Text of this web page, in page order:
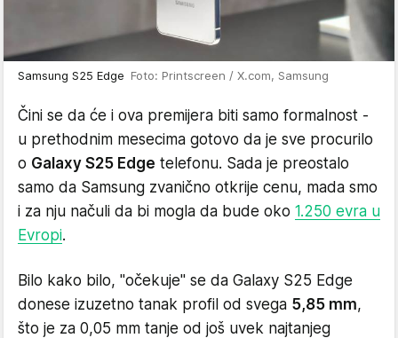
Samsung S25 Edge Foto: Printscreen / X.com, Samsung
Čini se da će i ova premijera biti samo formalnost -
u prethodnim mesecima gotovo da je sve procurilo
o Galaxy S25 Edge telefonu. Sada je preostalo
samo da Samsung zvanično otkrije cenu, mada smo
i za nju načuli da bi mogla da bude oko 1.250 evra u
Evropi.
Bilo kako bilo, "očekuje" se da Galaxy S25 Edge
donese izuzetno tanak profil od svega 5,85 mm,
što je za 0,05 mm tanje od još uvek najtanjeg